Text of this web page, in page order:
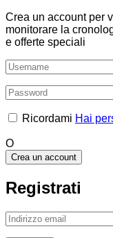
Crea un account per
monitorare la
e offerte speciali
Ricordami Hai
O
Crea un account
Registrati